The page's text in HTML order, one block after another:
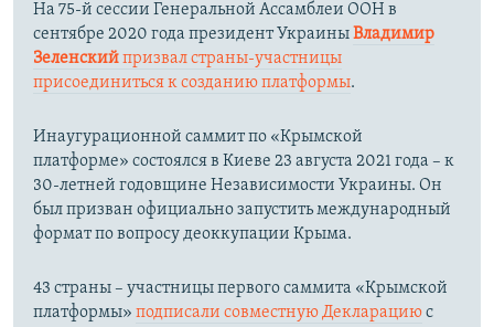
На 75-й сессии Генеральной Ассамблеи ООН в
сентябре 2020 года президент УкраиныВладимир
Зеленскийпризвал страны-участницы
присоединиться к созданию платформы.
Инаугурационной саммит по «Крымской
платформе» состоялся в Киеве 23 августа 2021 года – к
30-летней годовщине Независимости Украины. Он
был призван официально запустить международный
формат по вопросу деоккупации Крыма.
43 страны – участницы первого саммита «Крымской
платформы» подписали совместную Декларациюс